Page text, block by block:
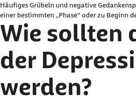
Häufiges Grübeln und negative
einer bestimmten „Phase“ oder zu Beginn
Wie sollten
der
werden?